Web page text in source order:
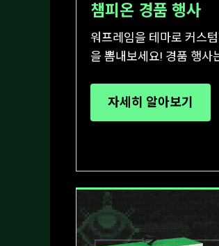
챔피온 경품 행사
워프레임을 테마로 커스
을 뽐내보세요! 경품 행사
자세히 알아보기